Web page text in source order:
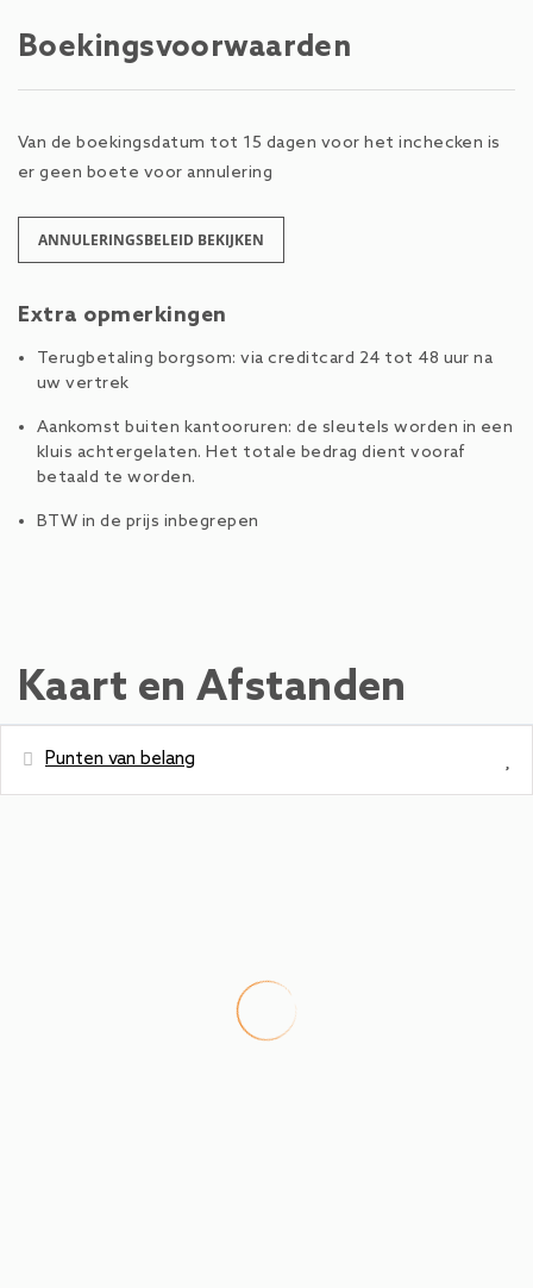
Boekingsvoorwaarden
Van de boekingsdatum tot 15 dagen voor het inchecken is
er geen boete voor annulering
ANNULERINGSBELEID BEKIJKEN
Extra opmerkingen
Terugbetaling borgsom: via creditcard 24 tot 48 uur na
uw vertrek
Aankomst buiten kantooruren: de sleutels worden in een
kluis achtergelaten. Het totale bedrag dient vooraf
betaald te worden.
BTW in de prijs inbegrepen
Kaart en Afstanden
Punten van belang